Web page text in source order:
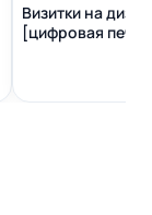
Визитки на
[цифровая